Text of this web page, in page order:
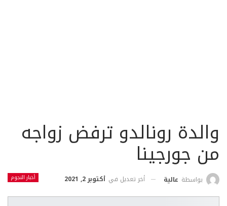
والدة رونالدو ترفض زواجه
من جورجينا
أخبار النجوم بواسطة عالية أخر تعديل في أكتوبر 2, 2021